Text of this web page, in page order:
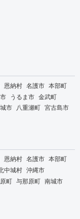
恩納村 名護市 本部町
うるま市 金武町
市 八重瀬町 宮古島市
恩納村 名護市 本部町
中城村 沖縄市
町 与那原町 南城市